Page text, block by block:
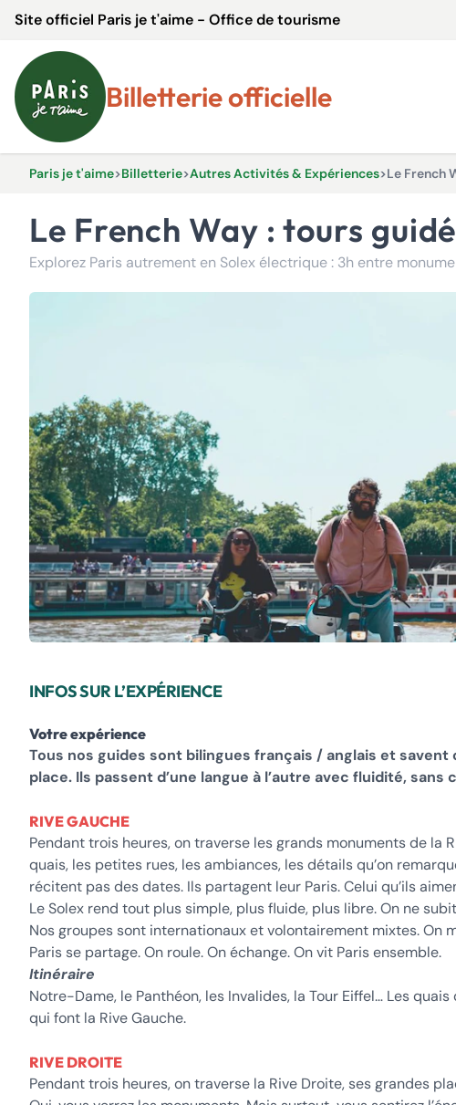
Site officiel Paris je t'aime - Office de tourisme
Billetterie officielle
Paris je t'aime>Billetterie>Autres Activités & Expériences>Le French
Le French Way : tours
INFOS SUR L’EXPÉRIENCE
Votre expérience
Tous nos guides sont bilingues français / anglais et
place. Ils passent d’une langue à l’autre avec fluidité, sans
RIVE GAUCHE
Pendant trois heures, on traverse les grands monuments de la
quais, les petites rues, les ambiances, les détails qu’on
récitent pas des dates. Ils partagent leur Paris. Celui qu’ils
Le Solex rend tout plus simple, plus fluide, plus libre. On ne
Nos groupes sont internationaux et volontairement mixtes. On
Paris se partage. On roule. On échange. On vit Paris ensemble.
Itinéraire
Notre-Dame, le Panthéon, les Invalides, la Tour Eiffel… Les
qui font la Rive Gauche.
RIVE DROITE
Pendant trois heures, on traverse la Rive Droite, ses grandes